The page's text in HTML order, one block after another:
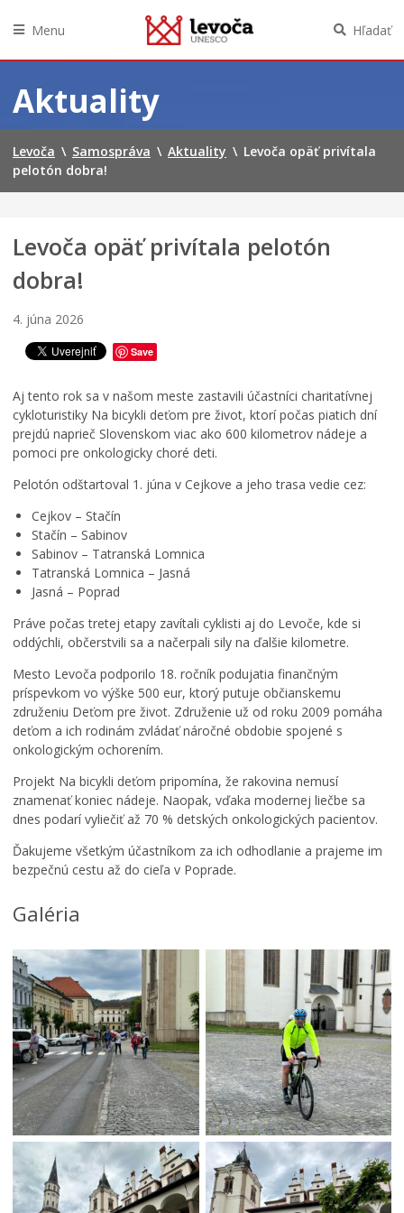
obsah
Menu Hľadať
Aktuality
Levoča \ Samospráva \ Aktuality \ Levoča opäť privítala
pelotón dobra!
Levoča opäť privítala pelotón
dobra!
4. júna 2026
Save
Aj tento rok sa v našom meste zastavili účastníci charitatívnej
cykloturistiky Na bicykli deťom pre život, ktorí počas piatich dní
prejdú naprieč Slovenskom viac ako 600 kilometrov nádeje a
pomoci pre onkologicky choré deti.
Pelotón odštartoval 1. júna v Cejkove a jeho trasa vedie cez:
Cejkov – Stačín
Stačín – Sabinov
Sabinov – Tatranská Lomnica
Tatranská Lomnica – Jasná
Jasná – Poprad
Práve počas tretej etapy zavítali cyklisti aj do Levoče, kde si
oddýchli, občerstvili sa a načerpali sily na ďalšie kilometre.
Mesto Levoča podporilo 18. ročník podujatia finančným
príspevkom vo výške 500 eur, ktorý putuje občianskemu
združeniu Deťom pre život. Združenie už od roku 2009 pomáha
deťom a ich rodinám zvládať náročné obdobie spojené s
onkologickým ochorením.
Projekt Na bicykli deťom pripomína, že rakovina nemusí
znamenať koniec nádeje. Naopak, vďaka modernej liečbe sa
dnes podarí vyliečiť až 70 % detských onkologických pacientov.
Ďakujeme všetkým účastníkom za ich odhodlanie a prajeme im
bezpečnú cestu až do cieľa v Poprade.
Galéria
M